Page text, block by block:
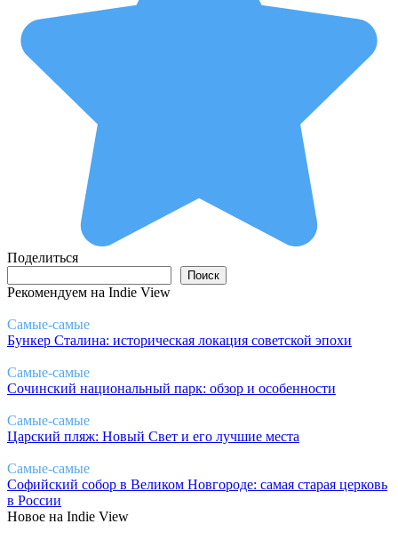
Поделиться
Поиск
Рекомендуем на Indie View
Самые-самые
Бункер Сталина: историческая локация советской эпохи
Самые-самые
Сочинский национальный парк: обзор и особенности
Самые-самые
Царский пляж: Новый Свет и его лучшие места
Самые-самые
Софийский собор в Великом Новгороде: самая старая церковь
в России
Новое на Indie View